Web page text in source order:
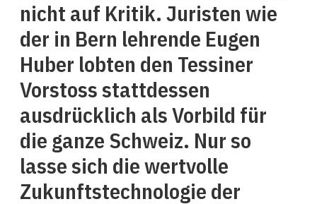
nicht auf Kritik. Juristen wie
der in Bern lehrende Eugen
Huber lobten den Tessiner
Vorstoss stattdessen
ausdrücklich als Vorbild für
die ganze Schweiz. Nur so
lasse sich die wertvolle
Zukunftstechnologie der